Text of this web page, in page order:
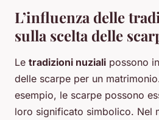
L’influenza delle
sulla scelta delle
Le tradizioni nuziali possono
delle scarpe per un
esempio, le scarpe possono
loro significato simbolico. Nel